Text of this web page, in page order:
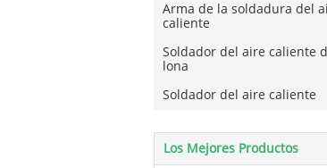
Arma de la soldadura del
caliente
Soldador del aire caliente
lona
Soldador del aire caliente
Los Mejores Productos